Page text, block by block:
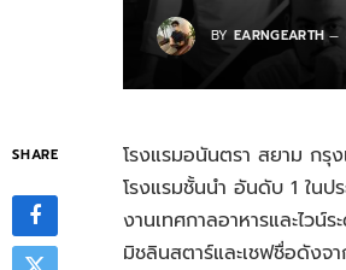
BY EARNGEARTH
SHARE
โรงแรมอนันตรา สยาม กรุ
โรงแรมชั้นนำ อันดับ 1 ในป
งานเทศกาลอาหารและไว
มิชลินสตาร์และเชฟชื่อดังจ